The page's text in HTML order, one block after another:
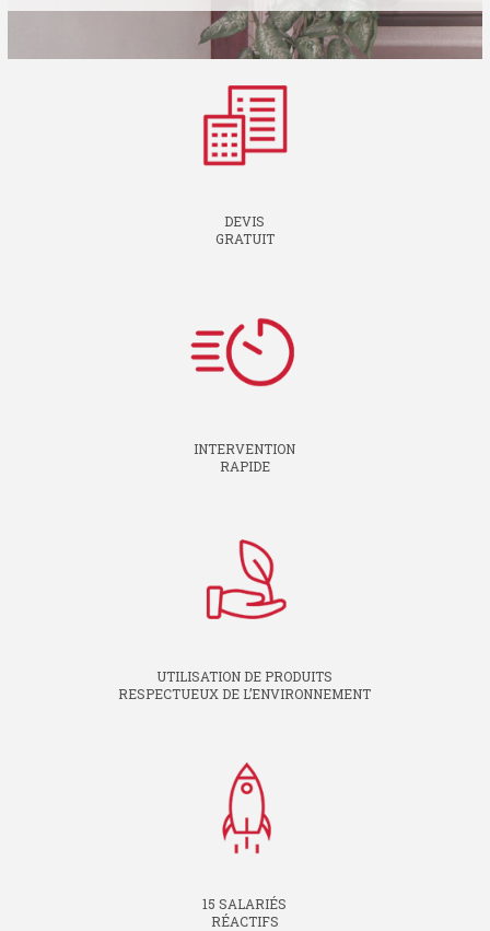
DEVIS
GRATUIT
INTERVENTION
RAPIDE
UTILISATION DE PRODUITS
RESPECTUEUX DE L’ENVIRONNEMENT
15 SALARIÉS
RÉACTIFS